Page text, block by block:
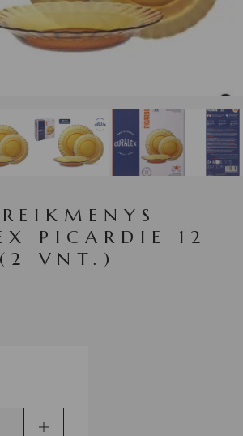
PICARDIE 12
VNT.)